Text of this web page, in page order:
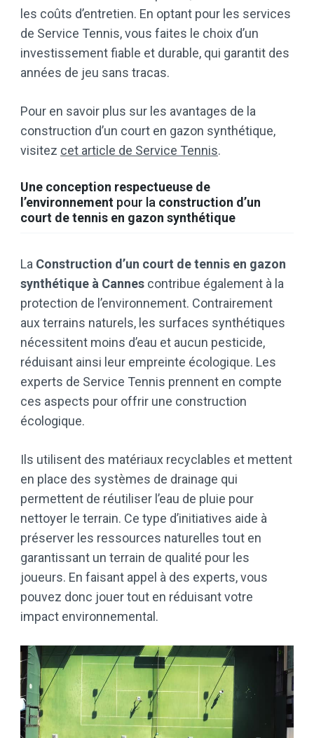
les coûts d’entretien. En optant pour les services
de Service Tennis, vous faites le choix d’un
investissement fiable et durable, qui garantit des
années de jeu sans tracas.
Pour en savoir plus sur les avantages de la
construction d’un court en gazon synthétique,
visitez cet article de Service Tennis.
Une conception respectueuse de
l’environnement pour la construction d’un
court de tennis en gazon synthétique
La Construction d’un court de tennis en gazon
synthétique à Cannes contribue également à la
protection de l’environnement. Contrairement
aux terrains naturels, les surfaces synthétiques
nécessitent moins d’eau et aucun pesticide,
réduisant ainsi leur empreinte écologique. Les
experts de Service Tennis prennent en compte
ces aspects pour offrir une construction
écologique.
Ils utilisent des matériaux recyclables et mettent
en place des systèmes de drainage qui
permettent de réutiliser l’eau de pluie pour
nettoyer le terrain. Ce type d’initiatives aide à
préserver les ressources naturelles tout en
garantissant un terrain de qualité pour les
joueurs. En faisant appel à des experts, vous
pouvez donc jouer tout en réduisant votre
impact environnemental.